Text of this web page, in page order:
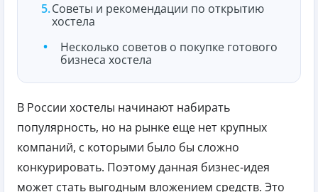
Советы и рекомендации по открытию
хостела
Несколько советов о покупке готового
бизнеса хостела
В России хостелы начинают набирать
популярность, но на рынке еще нет крупных
компаний, с которыми было бы сложно
конкурировать. Поэтому данная бизнес-идея
может стать выгодным вложением средств. Это